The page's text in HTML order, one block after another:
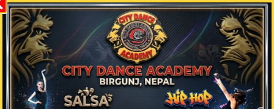
लगायतले भनेको बताउनु भयो ।
विषयमा आफ्नो राजश्व उठाउने बाहेक कुनै व्यक्तिगत र
बसेर व्यक्तिगत र राजनीतिक फाइदाको लागि
कानूनका आधारमा काम गरिरहेको बताउनु भयो । उहाँले
विद्युत महशुल उठाउने प्रतिवद्धता जनाउनु भयो ।